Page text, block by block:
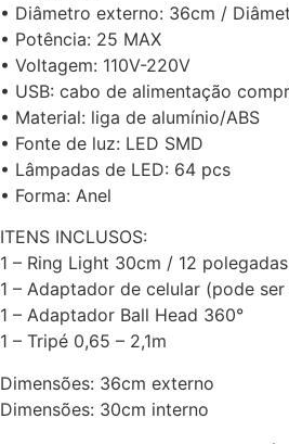
• Diâmetro externo: 36cm /
• Potência: 25 MAX
• Voltagem: 110V-220V
• USB: cabo de alimentação
• Material: liga de alumínio/ABS
• Fonte de luz: LED SMD
• Lâmpadas de LED: 64 pcs
• Forma: Anel
ITENS INCLUSOS:
1 – Ring Light 30cm / 12 polegadas
1 – Adaptador de celular (pode
1 – Adaptador Ball Head 360°
1 – Tripé 0,65 – 2,1m
Dimensões: 36cm externo
Dimensões: 30cm interno